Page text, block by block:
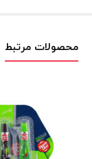
محصولات مرتبط